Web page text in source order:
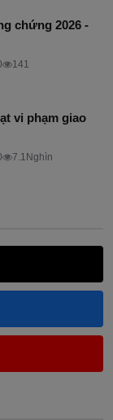
chứng 2026 -
141
vi phạm giao
7.1Nghìn